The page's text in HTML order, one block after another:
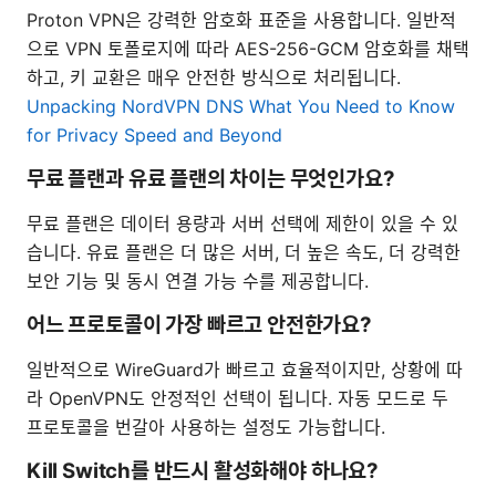
Proton VPN은 강력한 암호화 표준을 사용합니다. 일반적
으로 VPN 토폴로지에 따라 AES-256-GCM 암호화를 채택
하고, 키 교환은 매우 안전한 방식으로 처리됩니다.
Unpacking NordVPN DNS What You Need to Know
for Privacy Speed and Beyond
무료 플랜과 유료 플랜의 차이는 무엇인가요?
무료 플랜은 데이터 용량과 서버 선택에 제한이 있을 수 있
습니다. 유료 플랜은 더 많은 서버, 더 높은 속도, 더 강력한
보안 기능 및 동시 연결 가능 수를 제공합니다.
어느 프로토콜이 가장 빠르고 안전한가요?
일반적으로 WireGuard가 빠르고 효율적이지만, 상황에 따
라 OpenVPN도 안정적인 선택이 됩니다. 자동 모드로 두
프로토콜을 번갈아 사용하는 설정도 가능합니다.
Kill Switch를 반드시 활성화해야 하나요?